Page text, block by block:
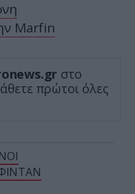
Marfin
στο
πρώτοι όλες